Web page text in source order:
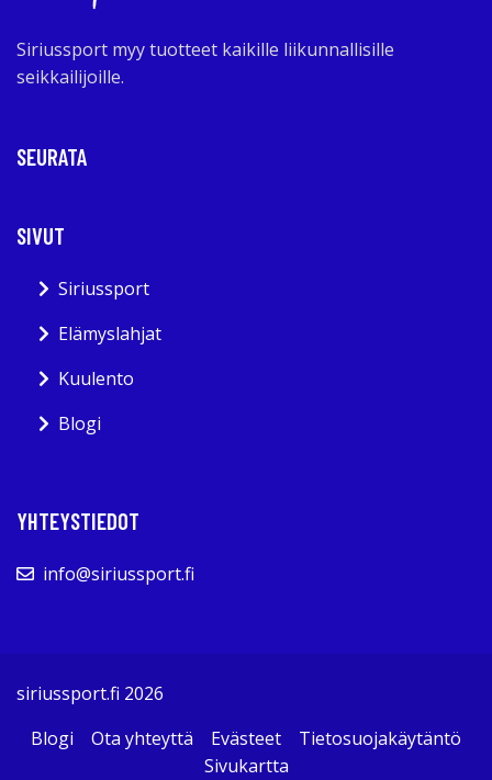
Siriussport myy tuotteet kaikille liikunnallisille
seikkailijoille.
SEURATA
SIVUT
Siriussport
Elämyslahjat
Kuulento
Blogi
YHTEYSTIEDOT
info@siriussport.fi
siriussport.fi 2026
Blogi
Ota yhteyttä Evästeet
Tietosuojakäytäntö
Sivukartta